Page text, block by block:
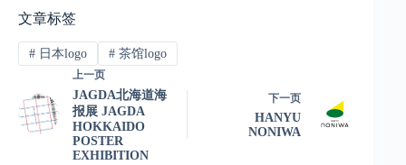
文章标签
#日本logo #茶馆logo
上一页
JAGDA北海道海
报展 JAGDA
HOKKAIDO
POSTER
EXHIBITION
下一页
HANYU
NONIWA